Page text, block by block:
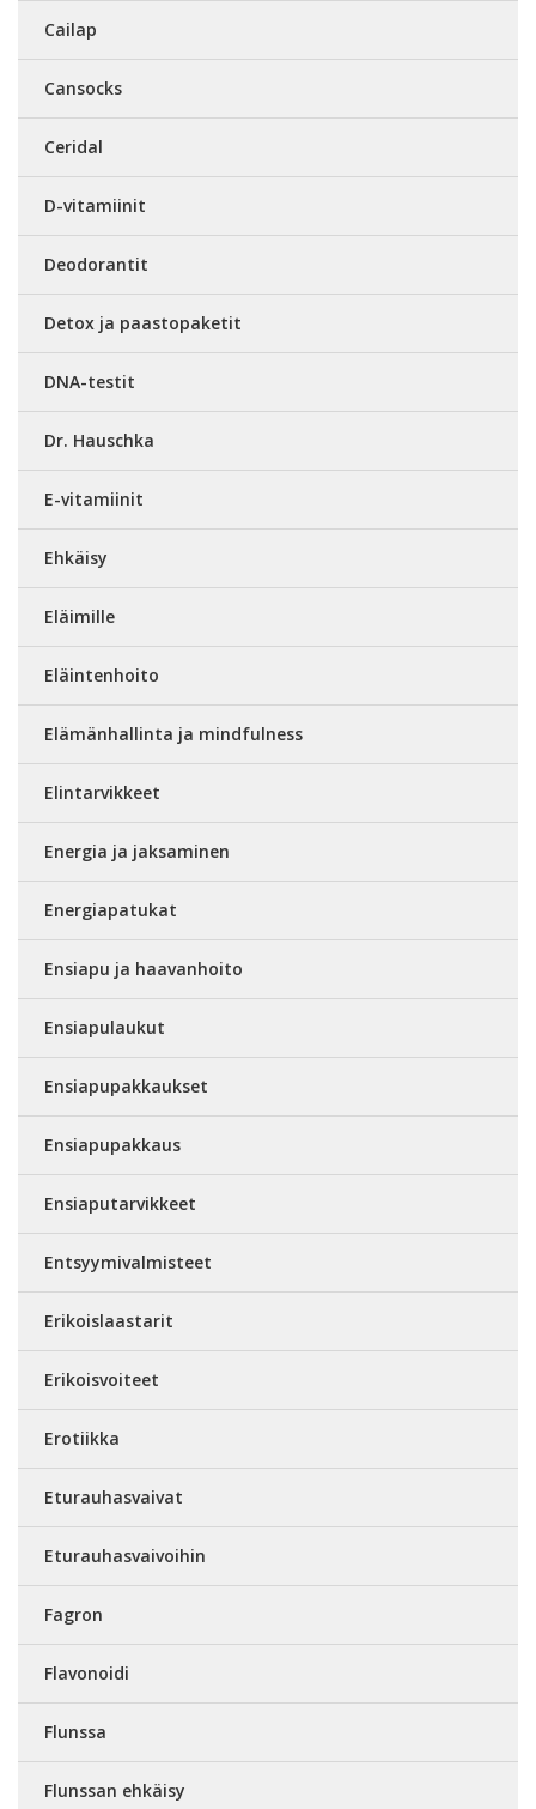
Cailap
Cansocks
Ceridal
D-vitamiinit
Deodorantit
Detox ja paastopaketit
DNA-testit
Dr. Hauschka
E-vitamiinit
Ehkäisy
Eläimille
Eläintenhoito
Elämänhallinta ja mindfulness
Elintarvikkeet
Energia ja jaksaminen
Energiapatukat
Ensiapu ja haavanhoito
Ensiapulaukut
Ensiapupakkaukset
Ensiapupakkaus
Ensiaputarvikkeet
Entsyymivalmisteet
Erikoislaastarit
Erikoisvoiteet
Erotiikka
Eturauhasvaivat
Eturauhasvaivoihin
Fagron
Flavonoidi
Flunssa
Flunssan ehkäisy